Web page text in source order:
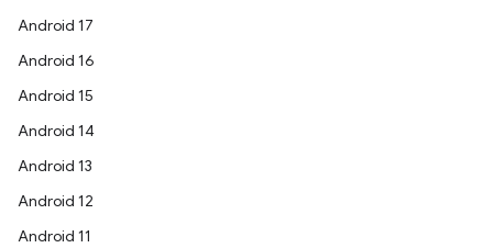
Android 17
Android 16
Android 15
Android 14
Android 13
Android 12
Android 11